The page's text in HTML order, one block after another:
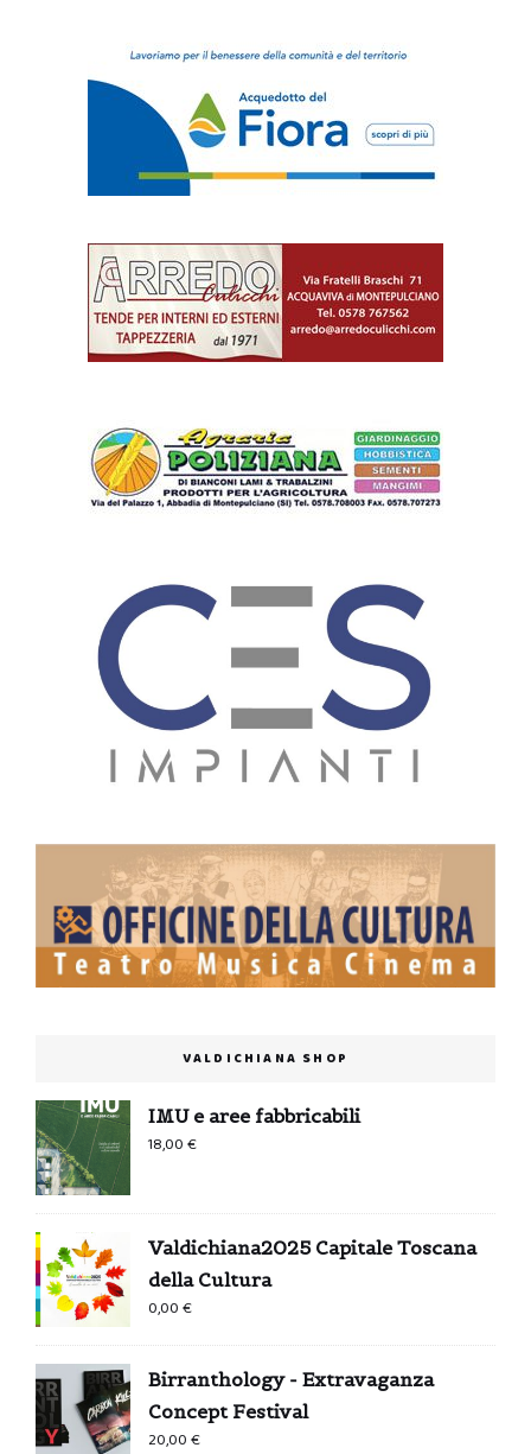
VALDICHIANA SHOP
IMU e aree fabbricabili
18,00€
Valdichiana2025 Capitale Toscana
della Cultura
0,00€
Birranthology - Extravaganza
Concept Festival
20,00€